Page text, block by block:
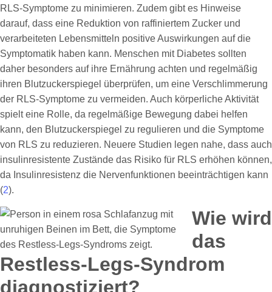
RLS-Symptome zu minimieren. Zudem gibt es Hinweise
darauf, dass eine Reduktion von raffiniertem Zucker und
verarbeiteten Lebensmitteln positive Auswirkungen auf die
Symptomatik haben kann. Menschen mit Diabetes sollten
daher besonders auf ihre Ernährung achten und regelmäßig
ihren Blutzuckerspiegel überprüfen, um eine Verschlimmerung
der RLS-Symptome zu vermeiden. Auch körperliche Aktivität
spielt eine Rolle, da regelmäßige Bewegung dabei helfen
kann, den Blutzuckerspiegel zu regulieren und die Symptome
von RLS zu reduzieren. Neuere Studien legen nahe, dass auch
insulinresistente Zustände das Risiko für RLS erhöhen können,
da Insulinresistenz die Nervenfunktionen beeinträchtigen kann
(2).
Wie wird
das
Restless-Legs-Syndrom
diagnostiziert?